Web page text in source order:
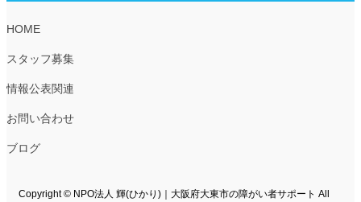
HOME
スタッフ募集
情報公表関連
お問い合わせ
ブログ
Copyright © NPO法人 輝(ひかり)｜大阪府大東市の障がい者サポート All